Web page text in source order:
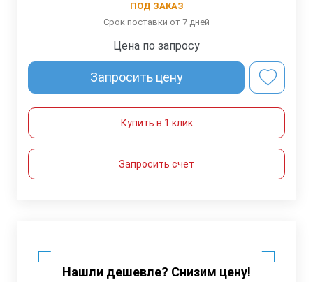
ПОД ЗАКАЗ
Срок поставки от 7 дней
Цена по запросу
Запросить цену
Купить в 1 клик
Запросить счет
Нашли дешевле? Снизим цену!